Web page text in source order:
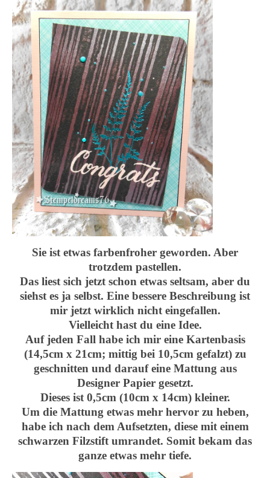
Sie ist etwas farbenfroher geworden. Aber
trotzdem pastellen.
Das liest sich jetzt schon etwas seltsam, aber du
siehst es ja selbst. Eine bessere Beschreibung ist
mir jetzt wirklich nicht eingefallen.
Vielleicht hast du eine Idee.
Auf jeden Fall habe ich mir eine Kartenbasis
(14,5cm x 21cm; mittig bei 10,5cm gefalzt) zu
geschnitten und darauf eine Mattung aus
Designer Papier gesetzt.
Dieses ist 0,5cm (10cm x 14cm) kleiner.
Um die Mattung etwas mehr hervor zu heben,
habe ich nach dem Aufsetzten, diese mit einem
schwarzen Filzstift umrandet. Somit bekam das
ganze etwas mehr tiefe.